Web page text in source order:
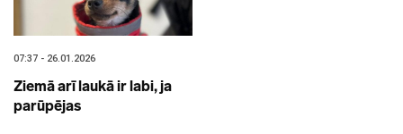
07:37 - 26.01.2026
Ziemā arī laukā ir labi, ja
parūpējas